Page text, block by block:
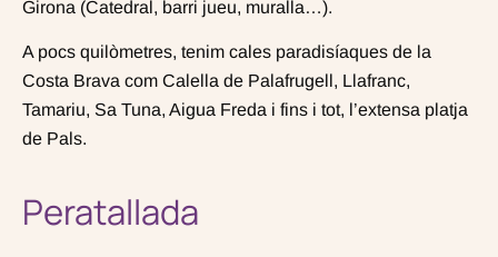
Girona (Catedral, barri jueu, muralla…).
A pocs quilòmetres, tenim cales paradisíaques de la
Costa Brava com Calella de Palafrugell, Llafranc,
Tamariu, Sa Tuna, Aigua Freda i fins i tot, l’extensa platja
de Pals.
Peratallada